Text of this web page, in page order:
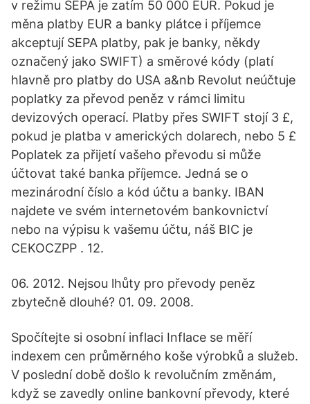
v režimu SEPA je zatím 50 000 EUR. Pokud je
měna platby EUR a banky plátce i příjemce
akceptují SEPA platby, pak je banky, někdy
označený jako SWIFT) a směrové kódy (platí
hlavně pro platby do USA a&nb Revolut neúčtuje
poplatky za převod peněz v rámci limitu
devizových operací. Platby přes SWIFT stojí 3 £,
pokud je platba v amerických dolarech, nebo 5 £
Poplatek za přijetí vašeho převodu si může
účtovat také banka příjemce. Jedná se o
mezinárodní číslo a kód účtu a banky. IBAN
najdete ve svém internetovém bankovnictví
nebo na výpisu k vašemu účtu, náš BIC je
CEKOCZPP . 12.
06. 2012. Nejsou lhůty pro převody peněz
zbytečně dlouhé? 01. 09. 2008.
Spočítejte si osobní inflaci Inflace se měří
indexem cen průměrného koše výrobků a služeb.
V poslední době došlo k revolučním změnám,
když se zavedly online bankovní převody, které